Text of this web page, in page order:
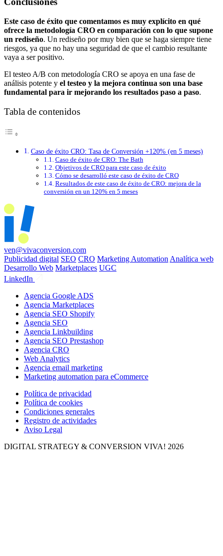
Este caso de éxito que comentamos es muy explícito en qué
ofrece la metodología CRO en comparación con lo que supone
un rediseño. Un rediseño por muy bien que se haga siempre tiene
riesgos, ya que no hay una seguridad de que el cambio resultante
vaya a ser positivo.
El testeo A/B con metodología CRO se apoya en una fase de
análisis potente y el testeo y la mejora continua son una base
fundamental para ir mejorando los resultados paso a paso.
Tabla de contenidos
Caso de éxito CRO: Tasa de Conversión +120% (en 5 meses)
Caso de éxito de CRO: The Bath
Objetivos de CRO para este caso de éxito
Cómo se desarrolló este caso de éxito de CRO
Resultados de este caso de éxito de CRO: mejora de la
conversión en un 120% en 5 meses
ven@vivaconversion.com
Publicidad digital SEO CRO Marketing Automation Analítica web
Desarrollo Web Marketplaces UGC
LinkedIn
Agencia Google ADS
Agencia Marketplaces
Agencia SEO Shopify
Agencia SEO
Agencia Linkbuilding
Agencia SEO Prestashop
Agencia CRO
Web Analytics
Agencia email marketing
Marketing automation para eCommerce
Política de privacidad
Política de cookies
Condiciones generales
Registro de actividades
Aviso Legal
DIGITAL STRATEGY & CONVERSION VIVA! 2026